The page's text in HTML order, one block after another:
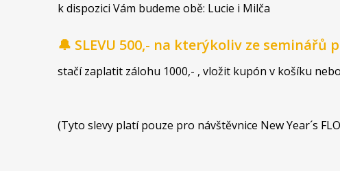
k dispozici Vám budeme obě: Lucie i Milča
🔔 SLEVU 500,- na kterýkoliv ze
stačí zaplatit zálohu 1000,- , vložit kupón v košíku
(Tyto slevy platí pouze pro návštěvnice New Year´s